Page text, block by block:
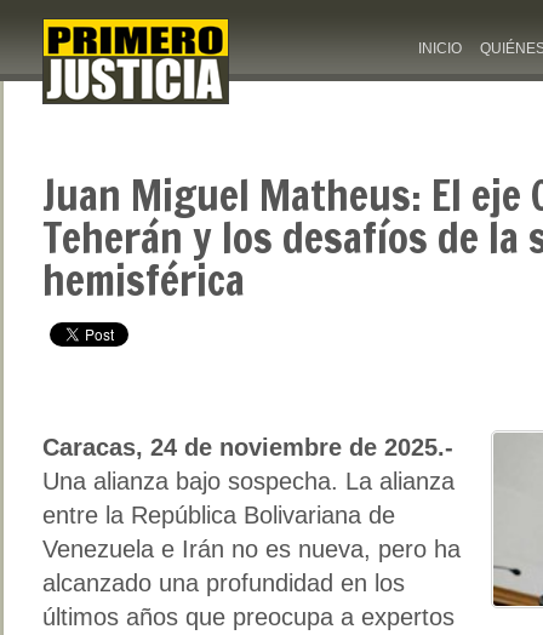
INICIO
Juan Miguel Matheus: El eje
Teherán y los desafíos de la
hemisférica
Caracas, 24 de noviembre de 2025.-
Una alianza bajo sospecha. La alianza
entre la República Bolivariana de
Venezuela e Irán no es nueva, pero ha
alcanzado una profundidad en los
últimos años que preocupa a expertos